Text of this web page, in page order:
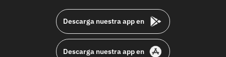
Descarga nuestra app en
Descarga nuestra app en